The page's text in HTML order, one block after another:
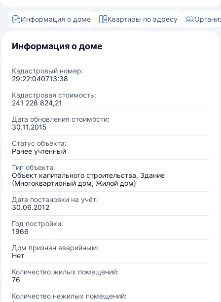
Информация о доме Квартиры по адресу
Информация о доме
Кадастровый номер:
29:22:040713:38
Кадастровая стоимость:
241 228 824,21
Дата обновления стоимости:
30.11.2015
Статус объекта:
Ранее учтенный
Тип объекта:
Объект капитального строительства, Здание
(Многоквартирный дом, Жилой дом)
Дата постановки на учёт:
30.06.2012
Год постройки:
1966
Дом признан аварийным:
Нет
Количество жилых помещений:
76
Количество нежилых помещений: